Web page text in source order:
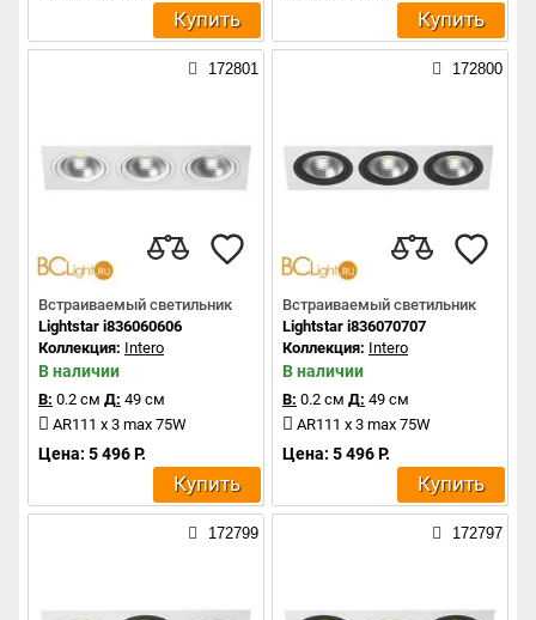
Купить Купить
172801
Встраиваемый светильник
Lightstar i836060606
Коллекция: Intero
В наличии
В: 0.2 см Д: 49 см
AR111 x 3 max 75W
Цена: 5 496 Р.
Купить
172800
Встраиваемый светильник
Lightstar i836070707
Коллекция: Intero
В наличии
В: 0.2 см Д: 49 см
AR111 x 3 max 75W
Цена: 5 496 Р.
Купить
172799 172797